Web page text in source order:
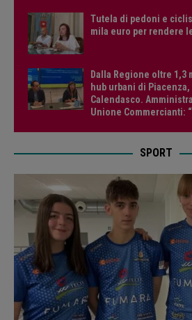
Tutela di pedoni e
mila euro per rendere
Dalla Regione oltre
hub urbani di Piacenza,
Calendasco.
Unione Commercianti:
SPORT